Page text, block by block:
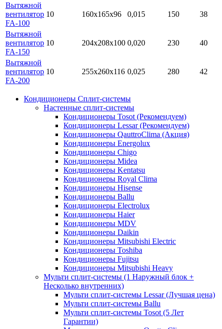
Вытяжной
вентилятор
FA-100
10 160x165x96 0,015 150 38
Вытяжной
вентилятор
FA-150
10 204х208х100 0,020 230 40
Вытяжной
вентилятор
FA-200
10 255х260х116 0,025 280 42
Кондиционеры Сплит-системы
Настенные сплит-системы
Кондиционеры Tosot (Рекомендуем)
Кондиционеры Lessar (Рекомендуем)
Кондиционеры QauttroClima (Акция)
Кондиционеры Energolux
Кондиционеры Chigo
Кондиционеры Midea
Кондиционеры Kentatsu
Кондиционеры Royal Clima
Кондиционеры Hisense
Кондиционеры Ballu
Кондиционеры Electrolux
Кондиционеры Haier
Кондиционеры MDV
Кондиционеры Daikin
Кондиционеры Mitsubishi Electric
Кондиционеры Toshiba
Кондиционеры Fujitsu
Кондиционеры Mitsubishi Heavy
Мульти сплит-системы (1 Наружный блок +
Несколько внутренних)
Мульти сплит-системы Lessar (Лучшая цена)
Мульти сплит-системы Ballu
Мульти сплит-системы Tosot (5 Лет
Гарантии)